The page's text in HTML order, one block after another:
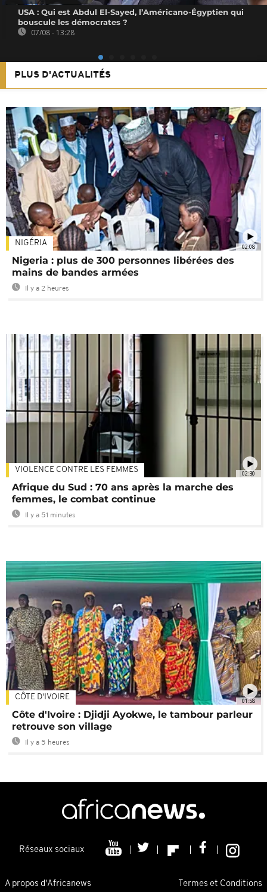
USA : Qui est Abdul El-Sayed, l’Américano-Égyptien qui
bouscule les démocrates ?
07/08 - 13:28
PLUS D'ACTUALITÉS
02:08
NIGÉRIA
Nigeria : plus de 300 personnes libérées des
mains de bandes armées
Il y a 2 heures
02:30
VIOLENCE CONTRE LES FEMMES
Afrique du Sud : 70 ans après la marche des
femmes, le combat continue
Il y a 51 minutes
01:58
CÔTE D'IVOIRE
Côte d'Ivoire : Djidji Ayokwe, le tambour parleur
retrouve son village
Il y a 5 heures
Réseaux sociaux
A propos d'Africanews Termes et Conditions